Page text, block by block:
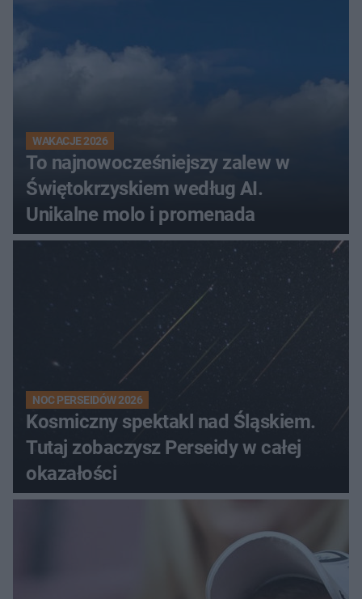
WAKACJE 2026
To najnowocześniejszy zalew w
Świętokrzyskiem według AI.
Unikalne molo i promenada
NOC PERSEIDÓW 2026
Kosmiczny spektakl nad Śląskiem.
Tutaj zobaczysz Perseidy w całej
okazałości